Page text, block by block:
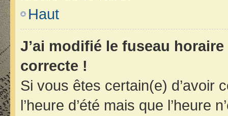
Haut
J’ai modifié le fuseau
correcte !
Si vous êtes certain(e) d’avoir
l’heure d’été mais que l’heure